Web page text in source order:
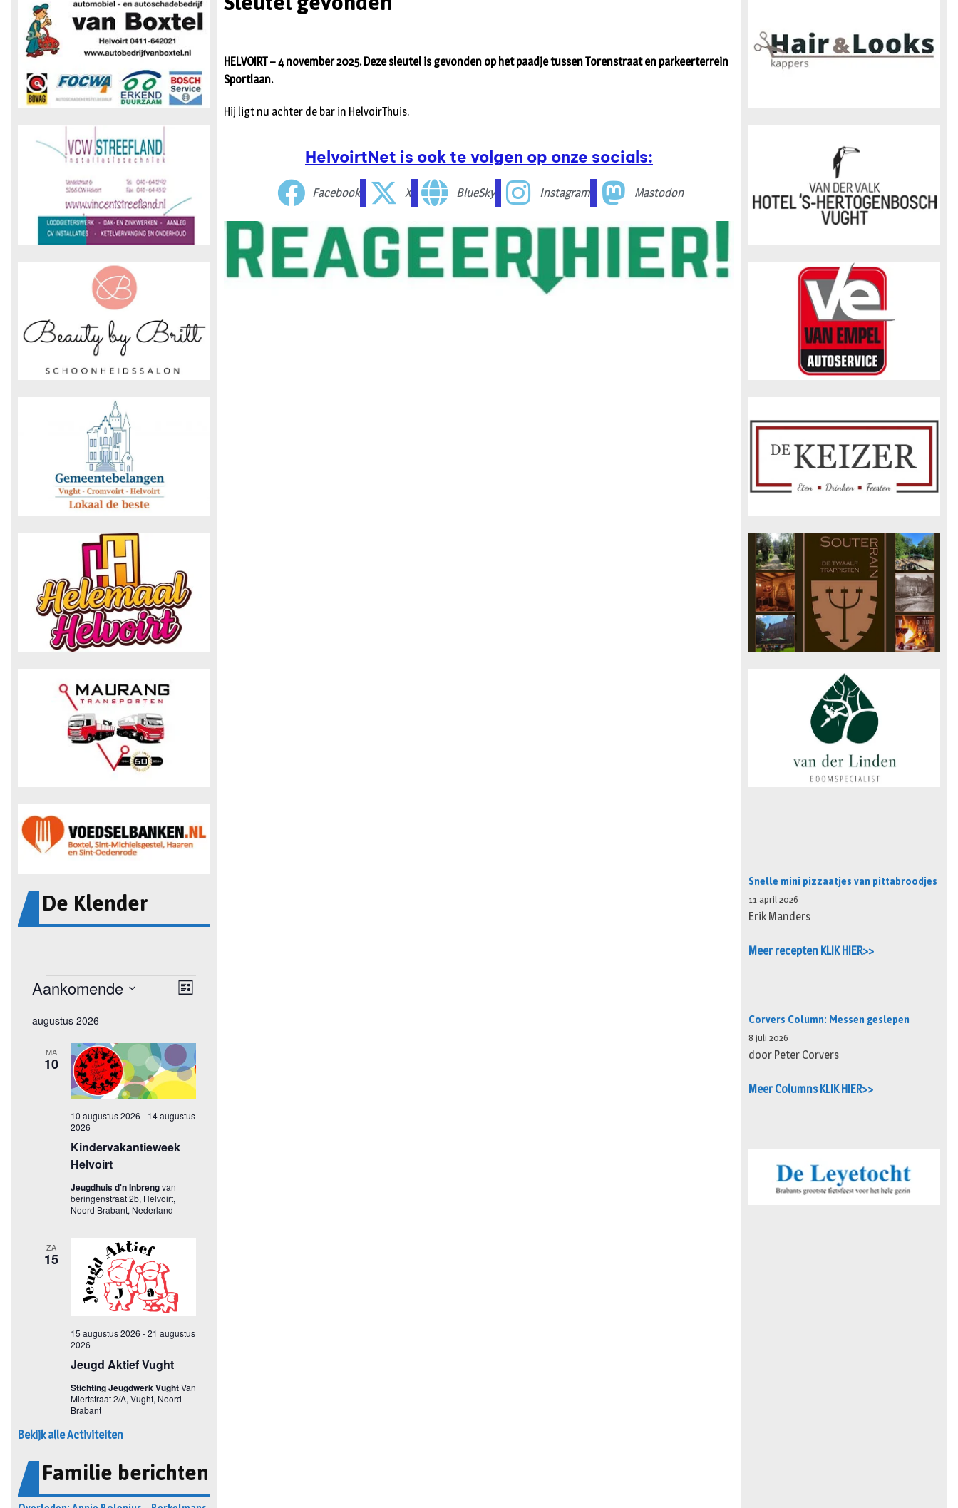
De Klender
Bekijk alle Activiteiten
Familie berichten
HELVOIRT – 4 november 2025. Deze sleutel is gevonden op het paadje tussen Torenstraat en parkeerterrein
Sportlaan.
Hij ligt nu achter de bar in HelvoirThuis.
HelvoirtNet is ook te volgen op onze socials:
Facebook X BlueSky Instagram Mastodon
Snelle mini pizzaatjes van pittabroodjes
11 april 2026
Erik Manders
Meer recepten KLIK HIER>>
Corvers Column: Messen geslepen
8 juli 2026
door Peter Corvers
Meer Columns KLIK HIER>>